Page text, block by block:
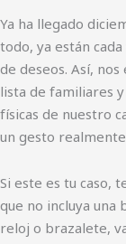
Ya ha llegado
todo, ya están
de deseos. Así,
lista de familiares
físicas de nuestro
un gesto
Si este es tu caso,
que no incluya una
reloj o brazalete,